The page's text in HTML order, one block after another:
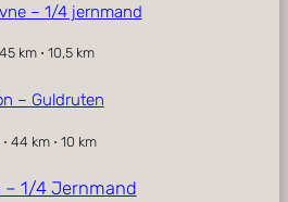
– 1/4 jernmand
km ⋅ 10,5 km
– Guldruten
44 km ⋅ 10 km
– 1/4 Jernmand